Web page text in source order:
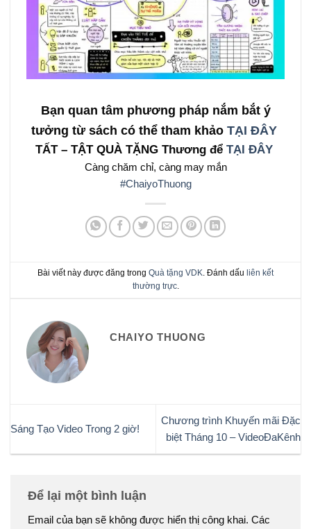
Bạn quan tâm phương pháp nắm bắt ý
tưởng từ sách có thể tham khảo TẠI ĐÂY
TẤT – TẬT QUÀ TẶNG Thương để TẠI ĐÂY
Càng chăm chỉ, càng may mắn
#ChaiyoThuong
Bài viết này được đăng trong Quà tặng VDK. Đánh dấu liên kết
thường trực.
CHAIYO THUONG
Sáng Tạo Video Trong 2 giờ!
Chương trình Khuyến mãi Đặc
biệt Tháng 10 – VideoĐaKênh
Để lại một bình luận
Email của bạn sẽ không được hiển thị công khai. Các